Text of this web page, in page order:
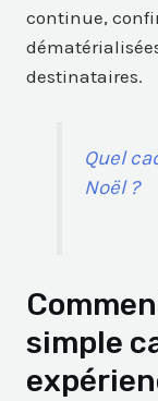
continue,
destinataires.
Quel
Noël ?
simple